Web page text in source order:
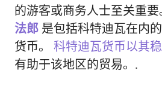
的游客或商务人士至关重要
法郎 是包括科特迪瓦在内
货币。 科特迪瓦货币以其稳
有助于该地区的贸易。.